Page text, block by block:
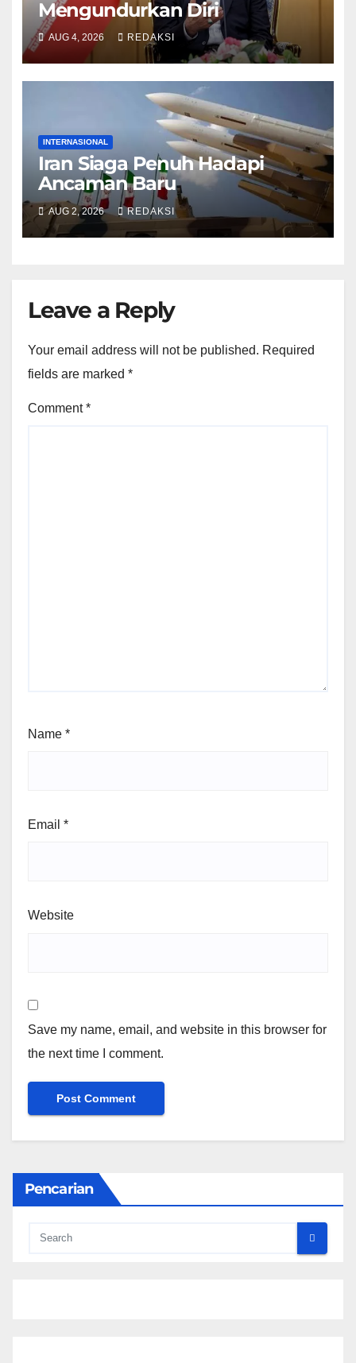
Mengundurkan Diri
AUG 4, 2026 REDAKSI
INTERNASIONAL
Iran Siaga Penuh Hadapi
Ancaman Baru
AUG 2, 2026 REDAKSI
Leave a Reply
Your email address will not be published. Required
fields are marked *
Comment*
Name *
Email *
Website
Save my name, email, and website in this browser for
the next time I comment.
Pencarian